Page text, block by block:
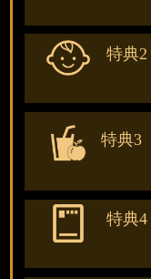
特典2
特典3
特典4